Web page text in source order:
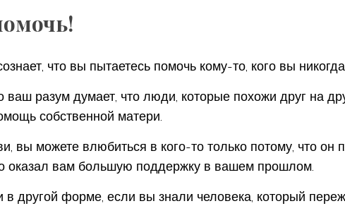
что вы пытаетесь помочь кому-то, кого вы
ваш разум думает, что люди, которые похожи друг на
собственной матери.
вы можете влюбиться в кого-то только потому, что
оказал вам большую поддержку в вашем прошлом.
в другой форме, если вы знали человека, который